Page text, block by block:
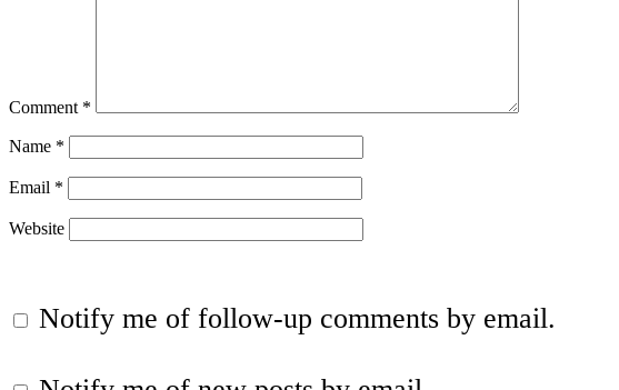
Comment *
Name *
Email *
Website
Notify me of follow-up comments by email.